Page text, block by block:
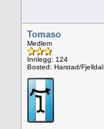
Tomaso
Medlem
Innlegg: 124
Bosted: Harstad/Fjelldal